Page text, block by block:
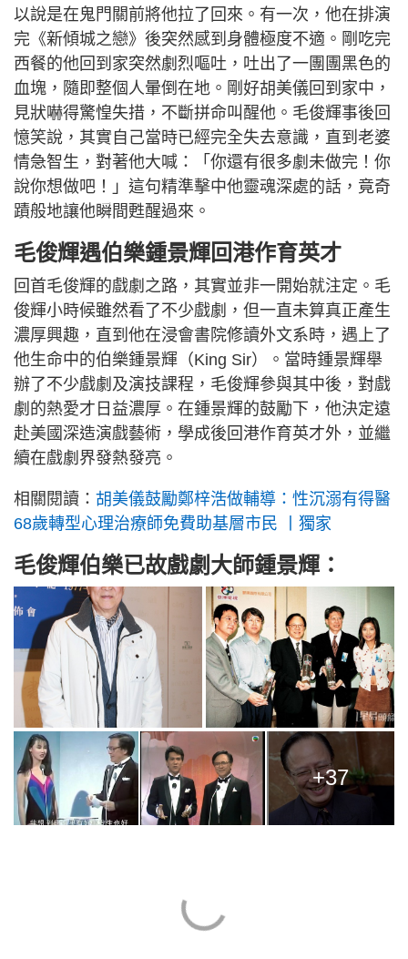
以說是在鬼門關前將他拉了回來。有一次，他在排演
完《新傾城之戀》後突然感到身體極度不適。剛吃完
西餐的他回到家突然劇烈嘔吐，吐出了一團團黑色的
血塊，隨即整個人暈倒在地。剛好胡美儀回到家中，
見狀嚇得驚惶失措，不斷拼命叫醒他。毛俊輝事後回
憶笑說，其實自己當時已經完全失去意識，直到老婆
情急智生，對著他大喊：「你還有很多劇未做完！你
說你想做吧！」這句精準擊中他靈魂深處的話，竟奇
蹟般地讓他瞬間甦醒過來。
毛俊輝遇伯樂鍾景輝回港作育英才
回首毛俊輝的戲劇之路，其實並非一開始就注定。毛
俊輝小時候雖然看了不少戲劇，但一直未算真正產生
濃厚興趣，直到他在浸會書院修讀外文系時，遇上了
他生命中的伯樂鍾景輝（King Sir）。當時鍾景輝舉
辦了不少戲劇及演技課程，毛俊輝參與其中後，對戲
劇的熱愛才日益濃厚。在鍾景輝的鼓勵下，他決定遠
赴美國深造演戲藝術，學成後回港作育英才外，並繼
續在戲劇界發熱發亮。
相關閱讀： 胡美儀鼓勵鄭梓浩做輔導：性沉溺有得醫
68歲轉型心理治療師免費助基層市民 丨獨家
毛俊輝伯樂已故戲劇大師鍾景輝：
+37